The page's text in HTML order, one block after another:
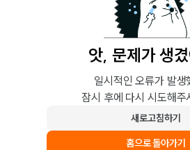
앗, 문제가 생
일시적인 오류가 발생
잠시 후에 다시 시도해주
새로고침하기
홈으로 돌아가기